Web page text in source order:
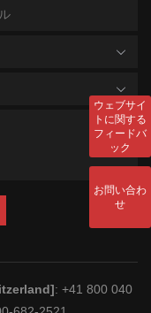
: +41 800 040
ウェブサイ
トに関する
フィードバ
ック
お問い合わ
せ